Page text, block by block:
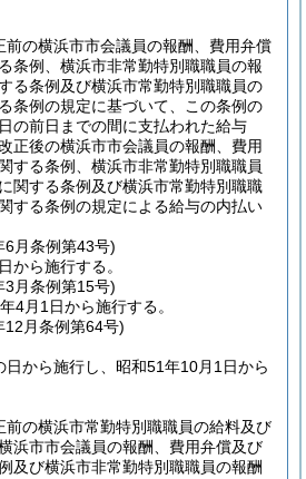
前の横浜市市会議員の報酬、費用弁償
条例、横浜市非常勤特別職職員の報
る条例及び横浜市常勤特別職職員の
条例の規定に基づいて、この条例の
の前日までの間に支払われた給与
正後の横浜市市会議員の報酬、費用
する条例、横浜市非常勤特別職職員
関する条例及び横浜市常勤特別職職
する条例の規定による給与の内払い
6月条例第43号)
から施行する。
3月条例第15号)
4月1日から施行する。
12月条例第64号)
日から施行し、昭和51年10月1日から
前の横浜市常勤特別職職員の給料及び
浜市市会議員の報酬、費用弁償及び
及び横浜市非常勤特別職職員の報酬